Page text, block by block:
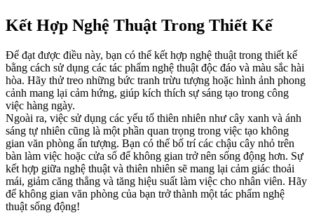
Kết Hợp Nghệ Thuật Trong Thiết Kế
Để đạt được điều này, bạn có thể kết hợp nghệ thuật trong thiết kế
bằng cách sử dụng các tác phẩm nghệ thuật độc đáo và màu sắc hài
hòa. Hãy thử treo những bức tranh trừu tượng hoặc hình ảnh phong
cảnh mang lại cảm hứng, giúp kích thích sự sáng tạo trong công
việc hàng ngày.
Ngoài ra, việc sử dụng các yếu tố thiên nhiên như cây xanh và ánh
sáng tự nhiên cũng là một phần quan trọng trong việc tạo không
gian văn phòng ấn tượng. Bạn có thể bố trí các chậu cây nhỏ trên
bàn làm việc hoặc cửa sổ để không gian trở nên sống động hơn. Sự
kết hợp giữa nghệ thuật và thiên nhiên sẽ mang lại cảm giác thoải
mái, giảm căng thẳng và tăng hiệu suất làm việc cho nhân viên. Hãy
để không gian văn phòng của bạn trở thành một tác phẩm nghệ
thuật sống động!